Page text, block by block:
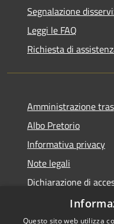
Segnalazione
Leggi le FAQ
Richiesta di
Amministrazione
Albo Pretorio
Informativa privacy
Note legali
Dichiarazione di
Attuazione PNRR
Questo sito web utilizza